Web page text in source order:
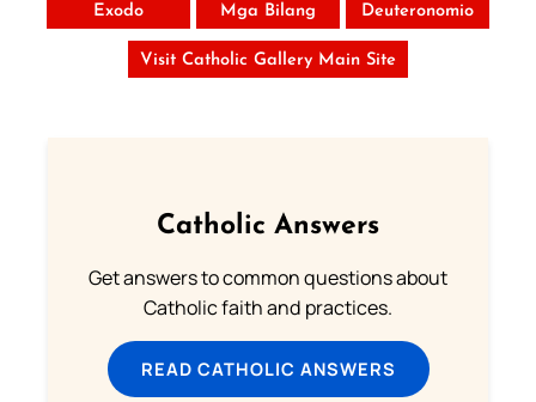
Exodo Mga Bilang Deuteronomio
Visit Catholic Gallery Main Site
Catholic Answers
Get answers to common questions about
Catholic faith and practices.
READ CATHOLIC ANSWERS